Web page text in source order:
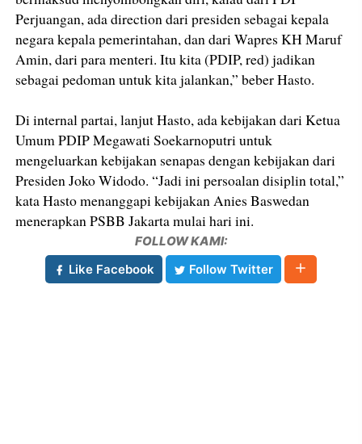
Perjuangan, ada direction dari presiden sebagai kepala
negara kepala pemerintahan, dan dari Wapres KH Maruf
Amin, dari para menteri. Itu kita (PDIP, red) jadikan
sebagai pedoman untuk kita jalankan,” beber Hasto.
Di internal partai, lanjut Hasto, ada kebijakan dari Ketua
Umum PDIP Megawati Soekarnoputri untuk
mengeluarkan kebijakan senapas dengan kebijakan dari
Presiden Joko Widodo. “Jadi ini persoalan disiplin total,”
kata Hasto menanggapi kebijakan Anies Baswedan
menerapkan PSBB Jakarta mulai hari ini.
FOLLOW KAMI:
Like Facebook
Follow Twitter